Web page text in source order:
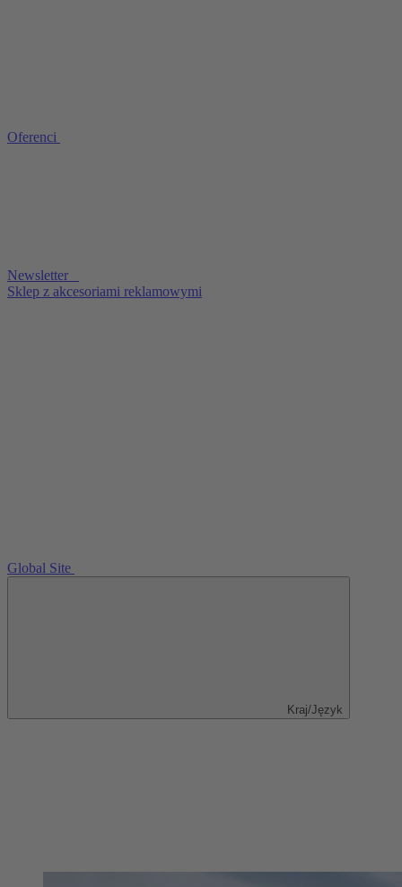
Oferenci
Newsletter
Sklep z akcesoriami reklamowymi
Global Site
Kraj/Język